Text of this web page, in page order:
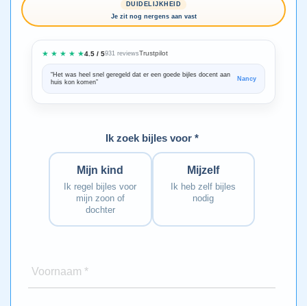
DUIDELIJKHEID
Je zit nog nergens aan vast
★ ★ ★ ★ ★4.5 / 5931 reviewsTrustpilot
“Het was heel snel geregeld dat er een goede bijles docent aan
huis kon komen”
Nancy
Ik zoek bijles voor *
Mijn kind
Ik regel bijles voor
mijn zoon of
dochter
Mijzelf
Ik heb zelf bijles
nodig
Voornaam *